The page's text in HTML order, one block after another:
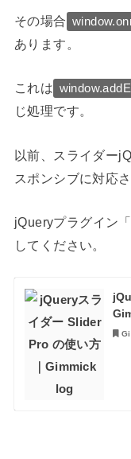
その場合
あります。
これは
じ処理です。
以前、スライダー
スポンシブに対応
jQueryプラグイン
してください。